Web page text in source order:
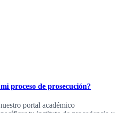
proceso de prosecución?
portal académico